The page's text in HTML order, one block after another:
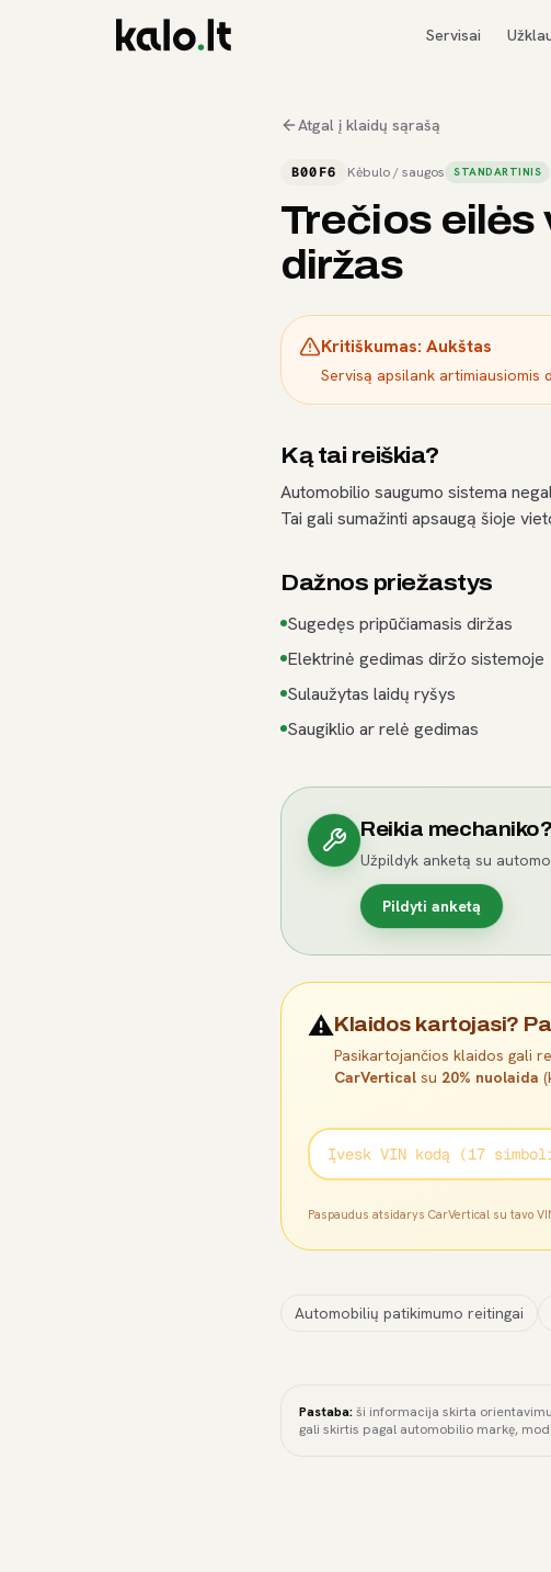
Servisai
Atgal į klaidų sąrašą
B00F6 Kėbulo / saugos STANDARTINIS
Trečios eilės
diržas
Kritiškumas: Aukštas
Servisą apsilank artimiausiomis
Ką tai reiškia?
Automobilio saugumo sistema
Tai gali sumažinti apsaugą šioje
Dažnos priežastys
Sugedęs pripūčiamasis diržas
Elektrinė gedimas diržo sistemoje
Sulaužytas laidų ryšys
Saugiklio ar relė gedimas
Reikia mechaniko?
Užpildyk anketą su
Pildyti anketą
⚠️Klaidos kartojasi?
Pasikartojančios klaidos gali
CarVertical su 20% nuolaida
Paspaudus atsidarys CarVertical su tavo
Automobilių patikimumo reitingai
Pastaba:ši informacija skirta
gali skirtis pagal automobilio markę,